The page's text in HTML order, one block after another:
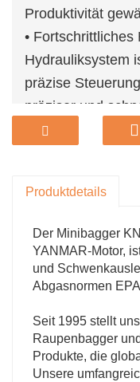
Produktivität
•
Hydrauliksystem
präzise
präziser und
• Kompakte
Bereichen, die für
Produktdetails
Der Minibagger
YANMAR-Motor,
und
Abgasnormen
Seit 1995 stellt
Raupenbagger
Produkte, die
Unsere